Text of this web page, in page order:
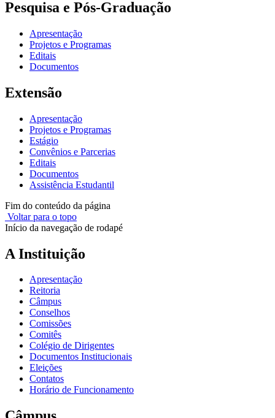
Pesquisa e Pós-Graduação
Apresentação
Projetos e Programas
Editais
Documentos
Extensão
Apresentação
Projetos e Programas
Estágio
Convênios e Parcerias
Editais
Documentos
Assistência Estudantil
Fim do conteúdo da página
Voltar para o topo
Início da navegação de rodapé
A Instituição
Apresentação
Reitoria
Câmpus
Conselhos
Comissões
Comitês
Colégio de Dirigentes
Documentos Institucionais
Eleições
Contatos
Horário de Funcionamento